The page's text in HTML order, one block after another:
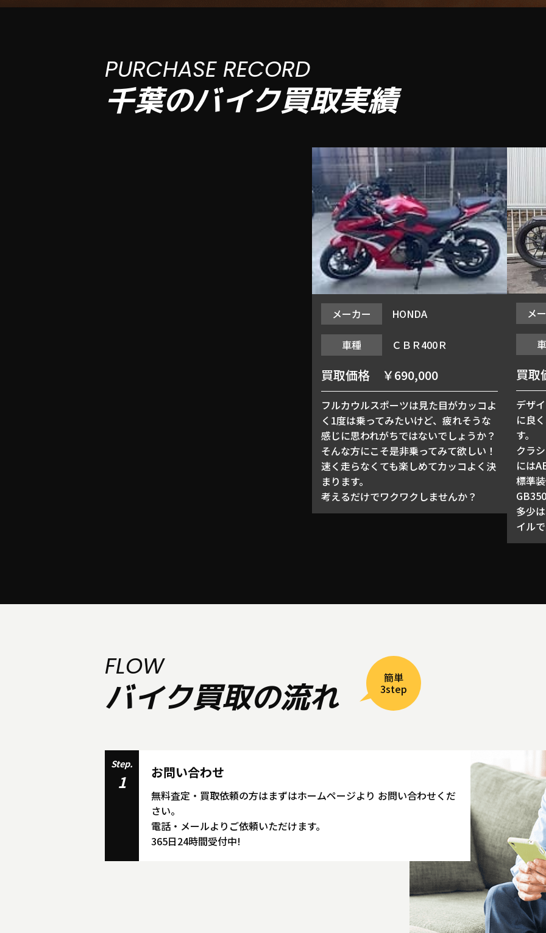
PURCHASE RECORD
千葉のバイク買取実績
メーカー HONDA
車種 ＣＢＲ400Ｒ
買取価格 ￥690,000
フルカウルスポーツは見た目がカッコよ
く1度は乗ってみたいけど、疲れそうな
感じに思われがちではないでしょうか？
そんな方にこそ是非乗ってみて欲しい！
速く走らなくても楽しめてカッコよく決
まります。
考えるだけでワクワクしませんか？
メ
買取
デザ
に良
す。
クラ
には
標準
多少
イル
FLOW
バイク買取の流れ 簡単
3step
Step.
1 お問い合わせ
無料査定・買取依頼の方はまずはホームページより お問い合わせくだ
さい。
電話・メールよりご依頼いただけます。
365日24時間受付中!